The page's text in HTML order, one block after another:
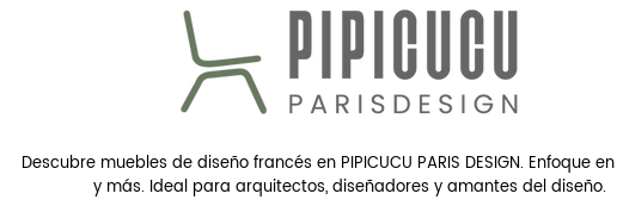
Descubre muebles de diseño francés en PIPICUCU PARIS DESIGN. Enfoque
y más. Ideal para arquitectos, diseñadores y amantes del diseño.